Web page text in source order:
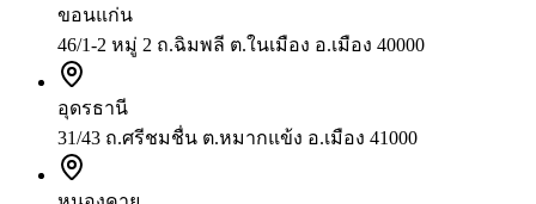
ขอนแก่น
46/1-2 หมู่ 2 ถ.ฉิมพลี ต.ในเมือง อ.เมือง 40000
อุดรธานี
31/43 ถ.ศรีชมชื่น ต.หมากแข้ง อ.เมือง 41000